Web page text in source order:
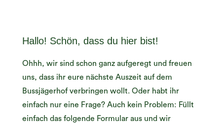
Hallo! Schön, dass du hier bist!
Ohhh, wir sind schon ganz aufgeregt und freuen
uns, dass ihr eure nächste Auszeit auf dem
Bussjägerhof verbringen wollt. Oder habt ihr
einfach nur eine Frage? Auch kein Problem: Füllt
einfach das folgende Formular aus und wir